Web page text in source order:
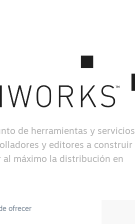
de herramientas y servicios
y editores a construir
al máximo la distribución en
ofrecer